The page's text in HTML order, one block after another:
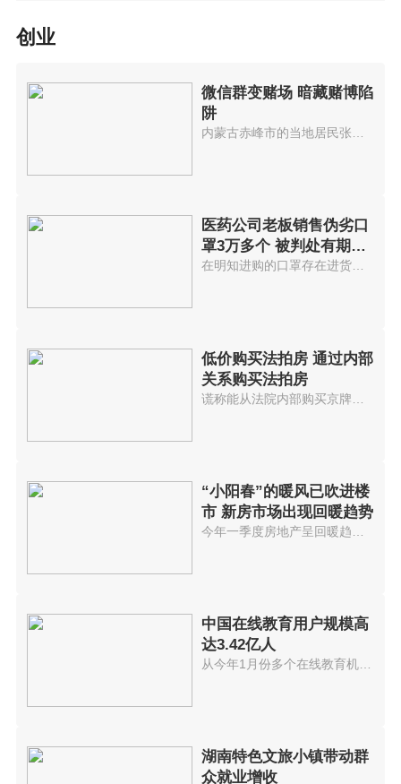
创业
微信群变赌场 暗藏赌博陷
阱
内蒙古赤峰市的当地居民张某被朋...
医药公司老板销售伪劣口
罩3万多个 被判处有期徒
刑7年
在明知进购的口罩存在进货渠道不...
低价购买法拍房 通过内部
关系购买法拍房
“小阳春”的暖风已吹进楼
市 新房市场出现回暖趋势
中国在线教育用户规模高
达3.42亿人
从今年1月份多个在线教育机构因...
湖南特色文旅小镇带动群
众就业增收